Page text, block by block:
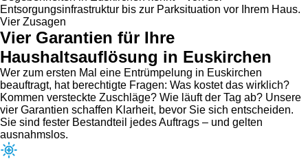
Entsorgungsinfrastruktur bis zur Parksituation vor Ihrem Haus.
Vier Zusagen
Vier Garantien für Ihre
Haushaltsauflösung in Euskirchen
Wer zum ersten Mal eine Entrümpelung in Euskirchen
beauftragt, hat berechtigte Fragen: Was kostet das wirklich?
Kommen versteckte Zuschläge? Wie läuft der Tag ab? Unsere
vier Garantien schaffen Klarheit, bevor Sie sich entscheiden.
Sie sind fester Bestandteil jedes Auftrags – und gelten
ausnahmslos.